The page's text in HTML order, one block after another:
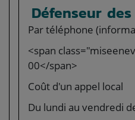
Défenseur
Par téléphone
<span
00</span>
Coût d'un appel local
Du lundi au vendredi